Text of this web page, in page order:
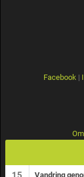
Facebook |
Vandring